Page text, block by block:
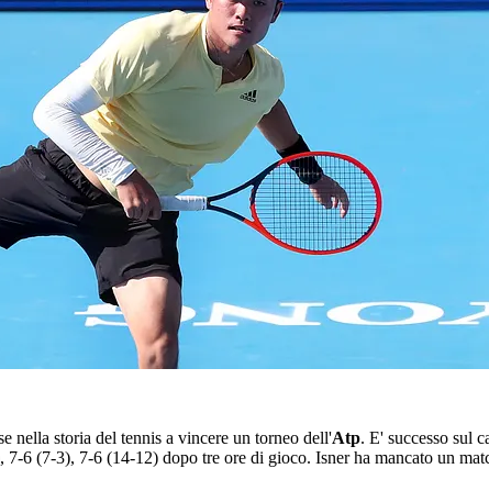
nella storia del tennis a vincere un torneo dell'Atp. E' successo sul
7-6 (7-3), 7-6 (14-12) dopo tre ore di gioco. Isner ha mancato un